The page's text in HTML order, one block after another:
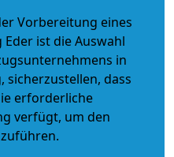
Vorbereitung eines
ist die Auswahl
in
sicherzustellen, dass
erforderliche
verfügt, um den